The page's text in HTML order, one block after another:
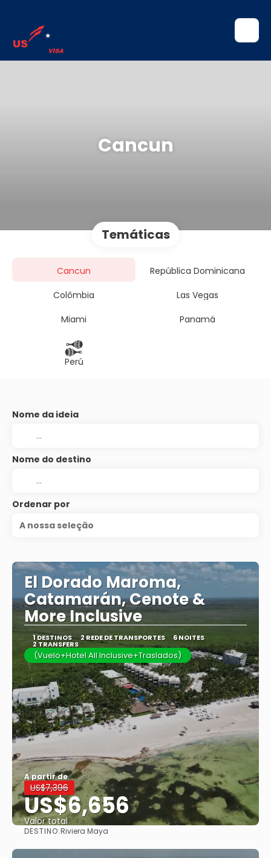
Cancun
Temáticas
Cancun
República Dominicana
Colômbia
Las Vegas
Miami
Panamá
Perú
Nome da ideia
Nome do destino
Ordenar por
A nossa seleção
El Dorado Maroma,
Catamarán, Cenote &
More Inclusive
1 DESTINOS 2 REDE DE TRANSPORTES 6 NOITES
2 TRANSFERS
(Vuelo+Hotel All Inclusive+Traslados)
A partir de
US$7,396
US$6,656
Valor total
DESTINO:Riviera Maya